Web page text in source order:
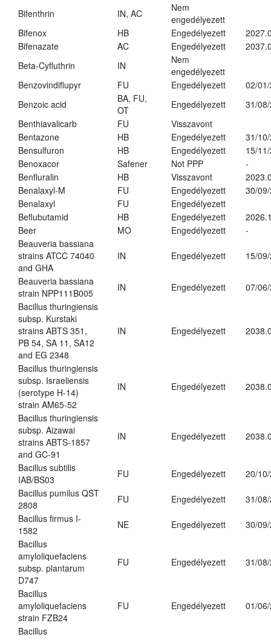
Bifenthrin
IN, AC
Nem
engedélyezett
Bifenox
HB Engedélyezett
Bifenazate
AC Engedélyezett
Beta-Cyfluthrin
IN
Nem
engedélyezett
Benzovindiflupyr
FU Engedélyezett
02/
Benzoic acid
BA, FU,
OT
Engedélyezett
31/
Benthiavalicarb
FU
Visszavont
Bentazone
HB Engedélyezett
31/
Bensulfuron
HB Engedélyezett
15/
Benoxacor
Safener Not PPP
-
Benfluralin
HB Visszavont
Benalaxyl-M
FU Engedélyezett
30/
Benalaxyl
FU
Engedélyezett
Beflubutamid
HB Engedélyezett
Beer
MO Engedélyezett
-
Beauveria bassiana
strains ATCC 74040
and GHA
IN Engedélyezett 15/
Beauveria bassiana
strain NPP111B005
IN Engedélyezett
07/
Bacillus thuringiensis
subsp. Kurstaki
strains ABTS 351,
PB 54, SA 11, SA12
and EG 2348
IN Engedélyezett
Bacillus thuringiensis
subsp. Israeliensis
(serotype H-14)
strain AM65-52
IN Engedélyezett
Bacillus thuringiensis
subsp. Aizawai
strains ABTS-1857
and GC-91
IN Engedélyezett
Bacillus subtilis
IAB/BS03
FU Engedélyezett
20/
Bacillus pumilus QST
2808
FU Engedélyezett
31/
Bacillus firmus I-
1582
NE Engedélyezett
30/
Bacillus
amyloliquefaciens
subsp. plantarum
D747
FU Engedélyezett 31/
Bacillus
amyloliquefaciens
strain FZB24
FU Engedélyezett 01/
Bacillus